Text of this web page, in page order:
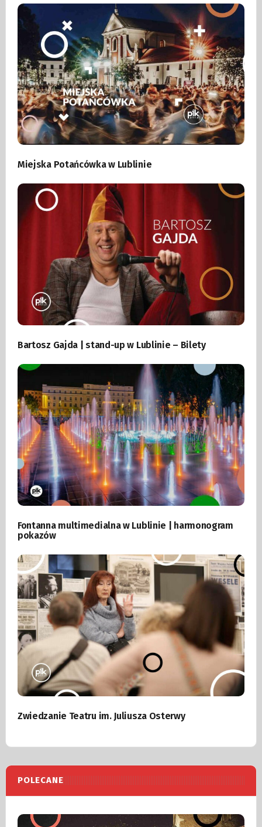
Miejska Potańcówka w Lublinie
Bartosz Gajda | stand-up w Lublinie – Bilety
Fontanna multimedialna w Lublinie | harmonogram
pokazów
Zwiedzanie Teatru im. Juliusza Osterwy
POLECANE